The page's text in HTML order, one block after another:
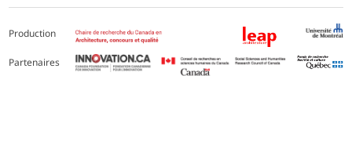
Production
Partenaires